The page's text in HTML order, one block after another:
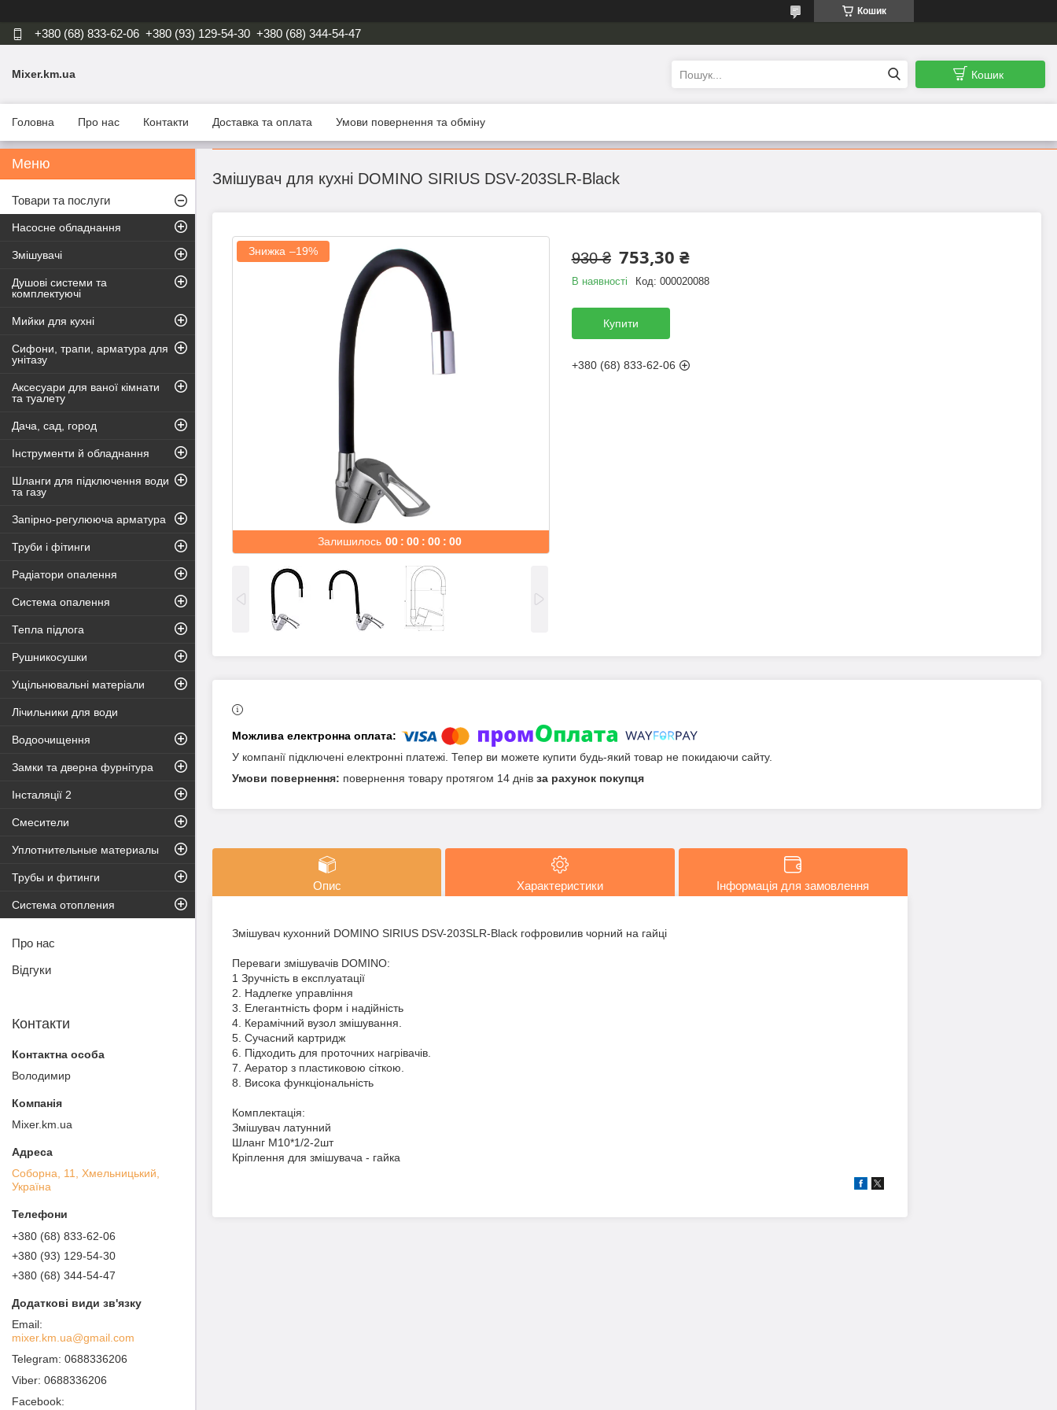
Кошик
+380 (68) 833-62-06 +380 (93) 129-54-30 +380 (68) 344-54-47
Mixer.km.ua Кошик
Головна Про нас Контакти Доставка та оплата Умови повернення та обміну
Змішувач для кухні DOMINO SIRIUS DSV-203SLR-Black
Залишилось 00 00 00 00
–19% 930 ₴ 753,30 ₴
В наявності Код: 000020088
Купити
+380 (68) 833-62-06
У компанії підключені електронні платежі. Тепер ви можете купити будь-який товар не покидаючи сайту.
повернення товару протягом 14 днів за рахунок покупця
Опис Характеристики Інформація для замовлення
Змішувач кухонний DOMINO SIRIUS DSV-203SLR-Black гофровилив чорний на гайці
Переваги змішувачів DOMINO:
1 Зручність в експлуатації
2. Надлегке управління
3. Елегантність форм і надійність
4. Керамічний вузол змішування.
5. Сучасний картридж
6. Підходить для проточних нагрівачів.
7. Аератор з пластиковою сіткою.
8. Висока функціональність
Комплектація:
Змішувач латунний
Шланг М10*1/2-2шт
Кріплення для змішувача - гайка
Товари та послуги
Насосне обладнання
Змішувачі
Душові системи та
комплектуючі
Мийки для кухні
Сифони, трапи, арматура для
унітазу
Аксесуари для ваної кімнати
та туалету
Дача, сад, город
Інструменти й обладнання
Шланги для підключення води
та газу
Запірно-регулююча арматура
Труби і фітинги
Радіатори опалення
Система опалення
Тепла підлога
Рушникосушки
Ущільнювальні матеріали
Лічильники для води
Водоочищення
Замки та дверна фурнітура
Інсталяції 2
Смесители
Уплотнительные материалы
Трубы и фитинги
Система отопления
Про нас
Відгуки
Контакти
Володимир
Mixer.km.ua
Соборна, 11, Хмельницький,
Україна
+380 (68) 833-62-06
+380 (93) 129-54-30
+380 (68) 344-54-47
mixer.km.ua@gmail.com
0688336206
0688336206
Facebook